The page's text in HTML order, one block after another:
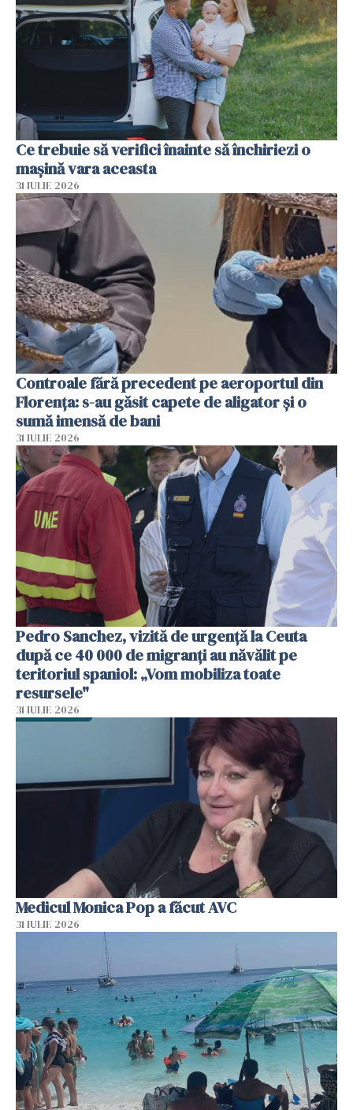
Ce trebuie să verifici înainte să închiriezi o
mașină vara aceasta
31 IULIE 2026
Controale fără precedent pe aeroportul din
Florența: s-au găsit capete de aligator și o
sumă imensă de bani
31 IULIE 2026
Pedro Sanchez, vizită de urgență la Ceuta
după ce 40 000 de migranți au năvălit pe
teritoriul spaniol: „Vom mobiliza toate
resursele"
31 IULIE 2026
Medicul Monica Pop a făcut AVC
31 IULIE 2026